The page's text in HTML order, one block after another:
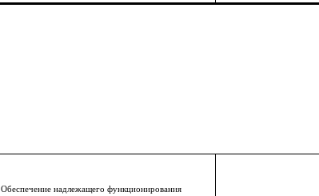
Обеспечение надлежащего функционирования